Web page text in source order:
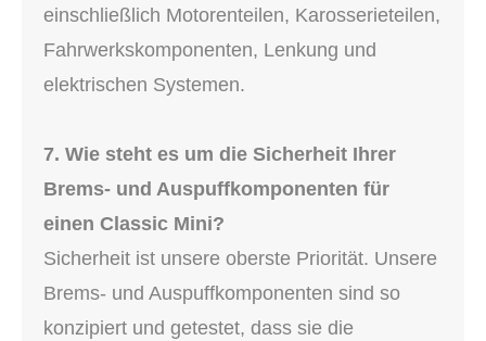
einschließlich Motorenteilen, Karosserieteilen,
Fahrwerkskomponenten, Lenkung und
elektrischen Systemen.
7. Wie steht es um die Sicherheit Ihrer
Brems- und Auspuffkomponenten für
einen Classic Mini?
Sicherheit ist unsere oberste Priorität. Unsere
Brems- und Auspuffkomponenten sind so
konzipiert und getestet, dass sie die